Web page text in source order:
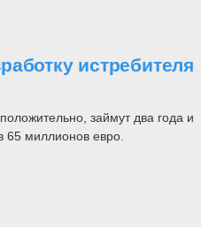
истребителя
займут два года и
65 миллионов евро.